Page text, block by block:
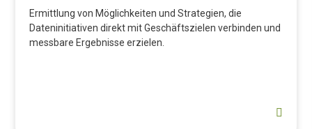
Ermittlung von Möglichkeiten und Strategien, die
Dateninitiativen direkt mit Geschäftszielen verbinden und
messbare Ergebnisse erzielen.